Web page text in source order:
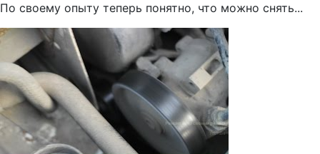
По своему опыту теперь понятно, что можно снять...